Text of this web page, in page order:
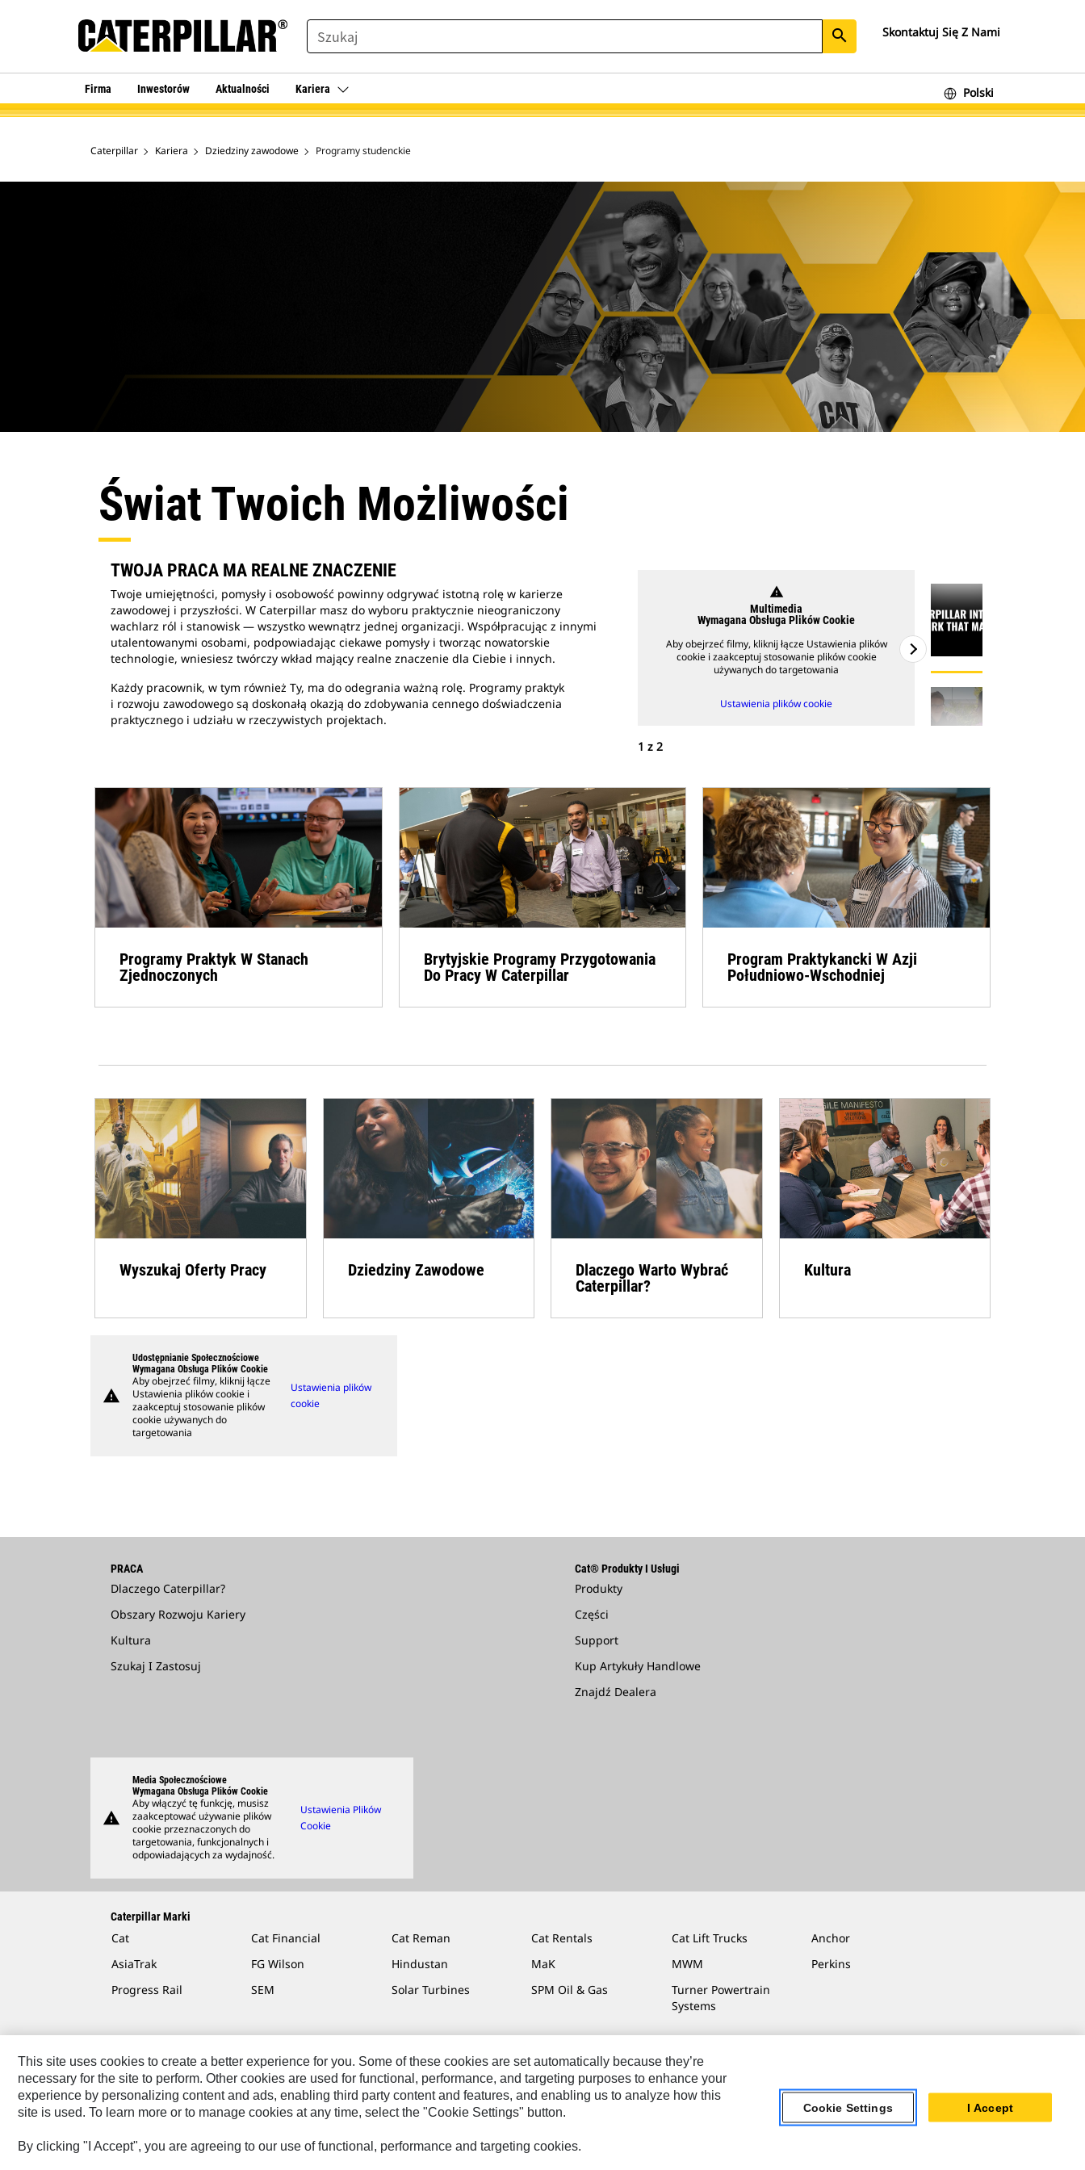
SEARCH search Skontaktuj Się Z Nami
Firma Inwestorów Aktualności Kariera Polski
Caterpillar Kariera Dziedziny zawodowe Programy studenckie
Świat Twoich Możliwości
TWOJA PRACA MA REALNE ZNACZENIE
Twoje umiejętności, pomysły i osobowość powinny odgrywać istotną rolę w karierze
zawodowej i przyszłości. W Caterpillar masz do wyboru praktycznie nieograniczony
wachlarz ról i stanowisk — wszystko wewnątrz jednej organizacji. Współpracując z innymi
utalentowanymi osobami, podpowiadając ciekawe pomysły i tworząc nowatorskie
technologie, wniesiesz twórczy wkład mający realne znaczenie dla Ciebie i innych.
Każdy pracownik, w tym również Ty, ma do odegrania ważną rolę. Programy praktyk
i rozwoju zawodowego są doskonałą okazją do zdobywania cennego doświadczenia
praktycznego i udziału w rzeczywistych projektach.
warning
Multimedia
Wymagana Obsługa Plików Cookie
Aby obejrzeć filmy, kliknij łącze Ustawienia plików
cookie i zaakceptuj stosowanie plików cookie
używanych do targetowania
Ustawienia plików cookie
1 z2
cookie i zaakceptuj
Programy Praktyk W Stanach
Zjednoczonych
Brytyjskie Programy Przygotowania
Do Pracy W Caterpillar
Program Praktykancki W Azji
Południowo-Wschodniej
Wyszukaj Oferty Pracy Dziedziny Zawodowe
Dlaczego Warto Wybrać
Caterpillar?
Kultura
warning
Udostępnianie Społecznościowe
Wymagana Obsługa Plików Cookie
Aby obejrzeć filmy, kliknij łącze
Ustawienia plików cookie i
zaakceptuj stosowanie plików
cookie używanych do
targetowania
Ustawienia plików
cookie
PRACA
Dlaczego Caterpillar?
Obszary Rozwoju Kariery
Kultura
Szukaj I Zastosuj
Cat® Produkty I Usługi
Produkty
Części
Support
Kup Artykuły Handlowe
Znajdź Dealera
warning
Media Społecznościowe
Wymagana Obsługa Plików Cookie
Aby włączyć tę funkcję, musisz
zaakceptować używanie plików
cookie przeznaczonych do
targetowania, funkcjonalnych i
odpowiadających za wydajność.
Ustawienia Plików
Cookie
Caterpillar Marki
Cat Cat Financial Cat Reman Cat Rentals Cat Lift Trucks
Anchor
AsiaTrak
FG Wilson Hindustan MaK MWM
Perkins
Progress Rail
SEM Solar Turbines SPM Oil & Gas
Turner Powertrain
Systems
Contact Site Map Cookie Settings Legal Privacy Cat.com
© 2026 Caterpillar. All Rights Reserved.
This site uses cookies to create a better experience for you. Some of these cookies are set automatically because they’re
necessary for the site to perform. Other cookies are used for functional, performance, and targeting purposes to enhance your
experience by personalizing content and ads, enabling third party content and features, and enabling us to analyze how this
site is used. To learn more or to manage cookies at any time, select the "Cookie Settings" button.
By clicking "I Accept", you are agreeing to our use of functional, performance and targeting cookies.
Cookie Settings I Accept